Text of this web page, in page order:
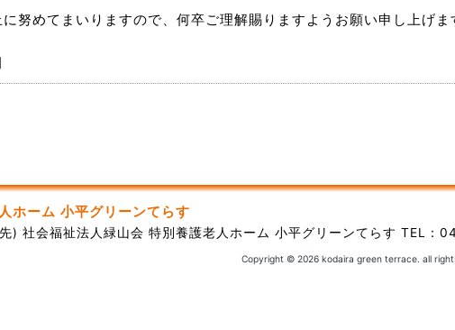
努めてまいりますので、何卒ご理解賜りますようお願い申し上げま
ホーム 小平グリーンてらす
) 社会福祉法人緑山会 特別養護老人ホーム 小平グリーンてらす TEL：
Copyright © 2026 kodaira green terrace. all